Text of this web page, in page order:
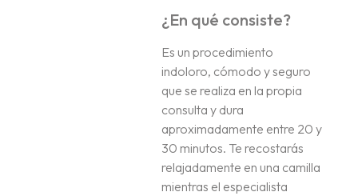
¿En qué consiste?
Es un procedimiento
indoloro, cómodo y seguro
que se realiza en la propia
consulta y dura
aproximadamente entre 20 y
30 minutos. Te recostarás
relajadamente en una camilla
mientras el especialista